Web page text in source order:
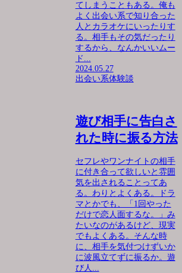
てしまうこともある。俺も
よく出会い系で知り合った
人とカラオケにいったりす
る。相手もその気だったり
するから、なんかいいムー
ド...
2024.05.27
出会い系体験談
遊び相手に告白さ
れた時に振る方法
セフレやワンナイトの相手
に付き合って欲しいと雰囲
気を出されることってあ
る。わりとよくある。ドラ
マとかでも、「1回やった
だけで恋人面するな。」み
たいなのがあるけど、現実
でもよくある。そんな時
に、相手を気付つけずいか
に波風立てずに振るか。遊
び人...